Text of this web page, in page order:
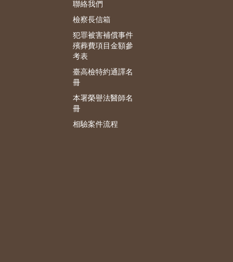
聯絡我們
檢察長信箱
犯罪被害補償事件
殯葬費項目金額參
考表
臺高檢特約通譯名
冊
本署榮譽法醫師名
冊
相驗案件流程